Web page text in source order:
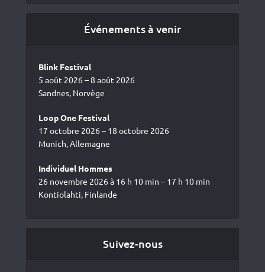
Événements à venir
Blink Festival
5 août 2026 – 8 août 2026
Sandnes, Norvège
Loop One Festival
17 octobre 2026 – 18 octobre 2026
Munich, Allemagne
Individuel Hommes
26 novembre 2026 à 16 h 10 min – 17 h 10 min
Kontiolahti, Finlande
Suivez-nous